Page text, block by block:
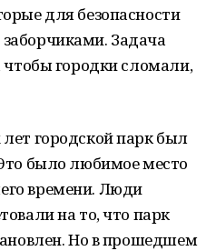
для безопасности
Задача
чтобы городки сломали,
городской парк был
было любимое место
времени. Люди
на то, что парк
Но в прошедшем